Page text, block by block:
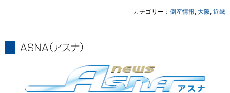
カテゴリー：倒産情報,大阪,近畿